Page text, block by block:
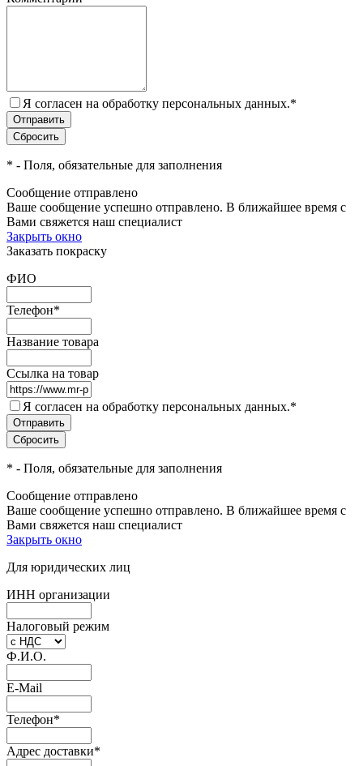
Я согласен на обработку персональных данных.*
* - Поля, обязательные для заполнения
Сообщение отправлено
Ваше сообщение успешно отправлено. В ближайшее время с
Вами свяжется наш специалист
Закрыть окно
Заказать покраску
ФИО
Телефон*
Название товара
Ссылка на товар
Я согласен на обработку персональных данных.*
* - Поля, обязательные для заполнения
Сообщение отправлено
Ваше сообщение успешно отправлено. В ближайшее время с
Вами свяжется наш специалист
Закрыть окно
Для юридических лиц
ИНН организации
Налоговый режим
Ф.И.О.
E-Mail
Телефон*
Адрес доставки*